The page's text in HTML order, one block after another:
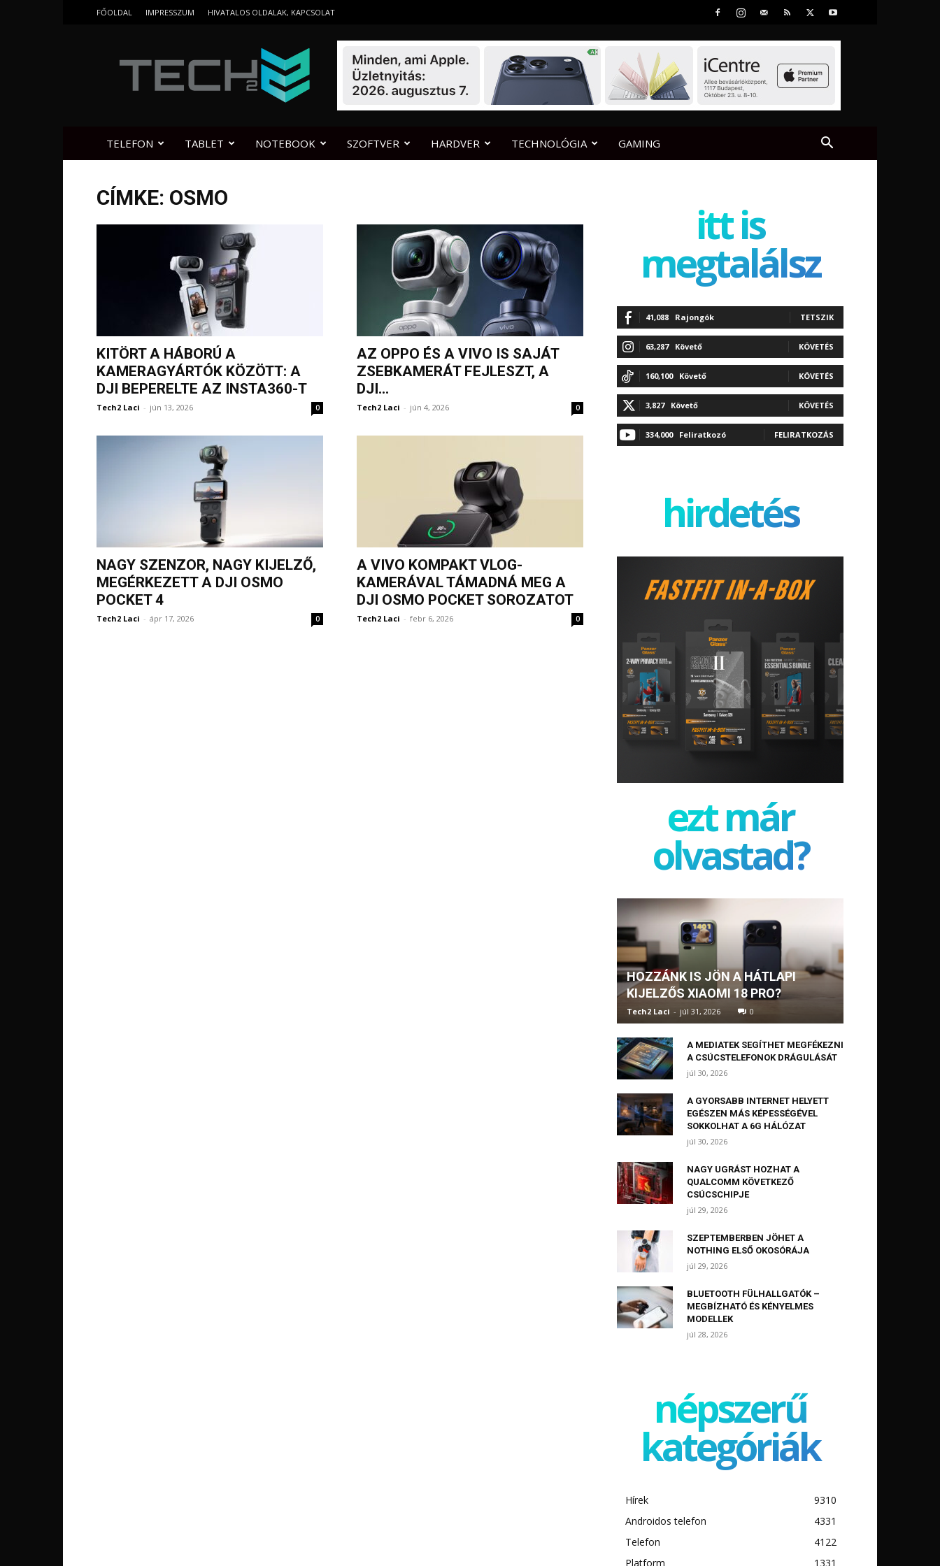
FŐOLDAL IMPRESSZUM HIVATALOS OLDALAK, KAPCSOLAT
TELEFON TABLET NOTEBOOK SZOFTVER HARDVER TECHNOLÓGIA GAMING
CÍMKE: OSMO
KITÖRT A HÁBORÚ A
KAMERAGYÁRTÓK KÖZÖTT: A
DJI BEPERELTE AZ INSTA360-T
Tech2 Laci - jún 13, 2026 0
AZ OPPO ÉS A VIVO IS SAJÁT
ZSEBKAMERÁT FEJLESZT, A
DJI...
Tech2 Laci - jún 4, 2026 0
NAGY SZENZOR, NAGY KIJELZŐ,
MEGÉRKEZETT A DJI OSMO
POCKET 4
Tech2 Laci - ápr 17, 2026 0
A VIVO KOMPAKT VLOG-
KAMERÁVAL TÁMADNÁ MEG A
DJI OSMO POCKET SOROZATOT
Tech2 Laci - febr 6, 2026 0
itt is
megtalálsz
41,088 Rajongók TETSZIK
63,287 Követő KÖVETÉS
160,100 Követő KÖVETÉS
3,827 Követő KÖVETÉS
334,000 Feliratkozó FELIRATKOZÁS
hirdetés
ezt már
olvastad?
HOZZÁNK IS JÖN A HÁTLAPI
KIJELZŐS XIAOMI 18 PRO?
Tech2 Laci - júl 31, 2026 0
A MEDIATEK SEGÍTHET MEGFÉKEZNI
A CSÚCSTELEFONOK DRÁGULÁSÁT
júl 30, 2026
A GYORSABB INTERNET HELYETT
EGÉSZEN MÁS KÉPESSÉGÉVEL
SOKKOLHAT A 6G HÁLÓZAT
júl 30, 2026
NAGY UGRÁST HOZHAT A
QUALCOMM KÖVETKEZŐ
CSÚCSCHIPJE
júl 29, 2026
SZEPTEMBERBEN JÖHET A
NOTHING ELSŐ OKOSÓRÁJA
júl 29, 2026
BLUETOOTH FÜLHALLGATÓK –
MEGBÍZHATÓ ÉS KÉNYELMES
MODELLEK
júl 28, 2026
népszerű
kategóriák
Hírek
9310
Androidos telefon
4331
Telefon
4122
Platform
1331